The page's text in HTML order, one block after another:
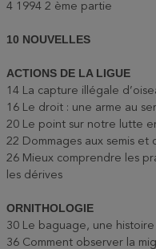
4 1994 2 ème partie
10 NOUVELLES
ACTIONS DE LA LIGUE
14 La capture illégale
16 Le droit : une arme au
20 Le point sur notre lutte
22 Dommages aux semis et
26 Mieux comprendre les
les dérives
ORNITHOLOGIE
30 Le baguage, une histoire
36 Comment observer la